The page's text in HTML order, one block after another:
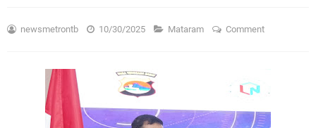
newsmetrontb 10/30/2025 Mataram Comment